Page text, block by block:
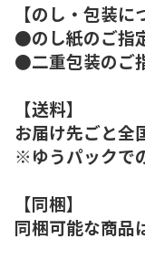
【のし・包装に
●のし紙のご指
●二重包装のご
【送料】
お届け先ごと全
※ゆうパックで
【同梱】
同梱可能な商品